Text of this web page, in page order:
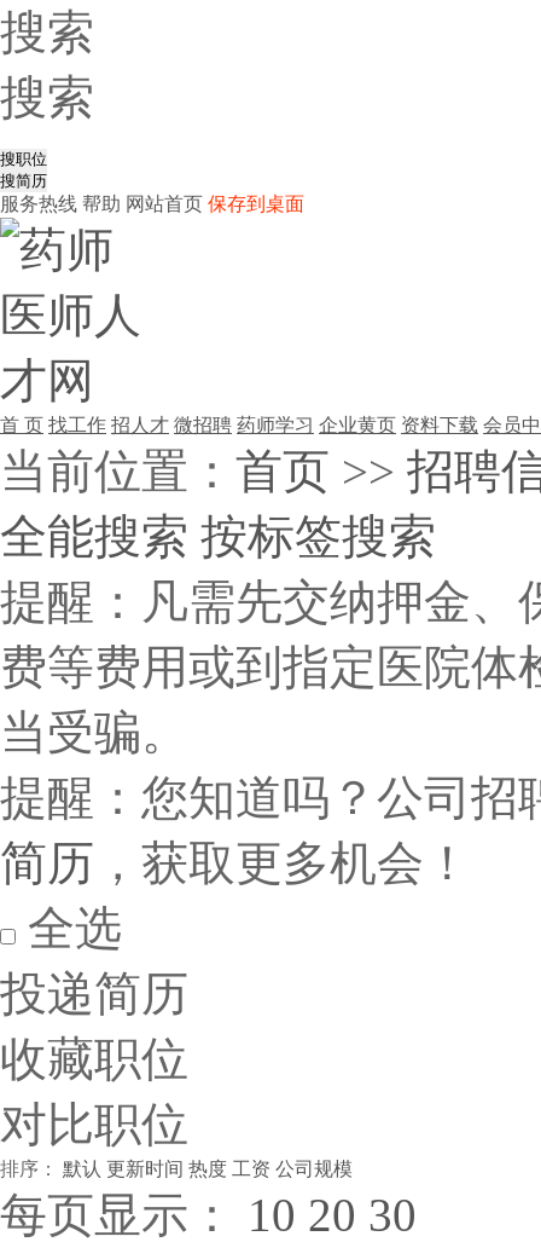
搜索
搜索
服务热线 帮助 网站首页 保存到桌面
首 页 找工作 招人才 微招聘 药师学习 企业黄页 资料下载 会员
当前位置： 首页 >> 招聘
全能搜索 按标签搜索
提醒：凡需先交纳押金、
费等费用或到指定医院
当受骗。
提醒：您知道吗？公司招
简历 ，获取更多机会！
全选
投递简历
收藏职位
对比职位
排序： 默认 更新时间 热度 工资 公司规模
每页显示： 10 20 30